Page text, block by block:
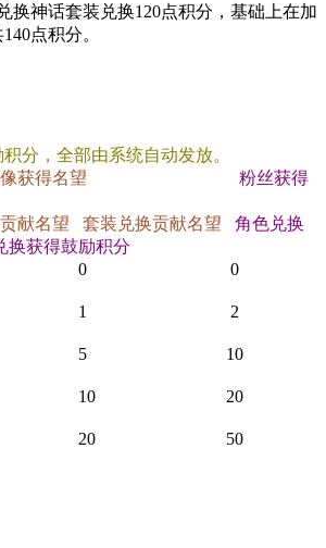
换神话套装兑换120点积分，基础上在加
点积分。
分，全部由系统自动发放。
获得名望
粉丝获得
献名望 套装兑换贡献名望
角色兑换
换获得鼓励积分
闻 1 0 0
气 10 1 2
名 50 5 10
100 10 20
200 20 50